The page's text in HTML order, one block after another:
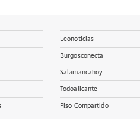
Leonoticias
Burgosconecta
Salamancahoy
Todoalicante
Piso Compartido